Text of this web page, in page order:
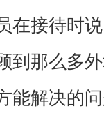
在接待时
到那么多
能解决的